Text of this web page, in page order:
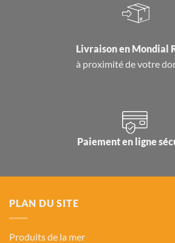
Livraison en Mondial
à proximité de votre
Paiement en ligne
PLAN DU SITE
Produits de la mer